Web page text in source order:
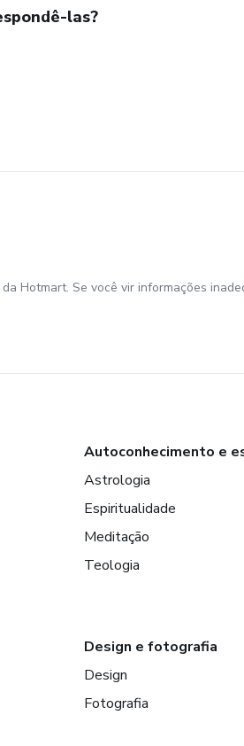
las?
Hotmart. Se você vir informações
Autoconhecimento e
Astrologia
Espiritualidade
Meditação
Teologia
Design e fotografia
Design
Fotografia